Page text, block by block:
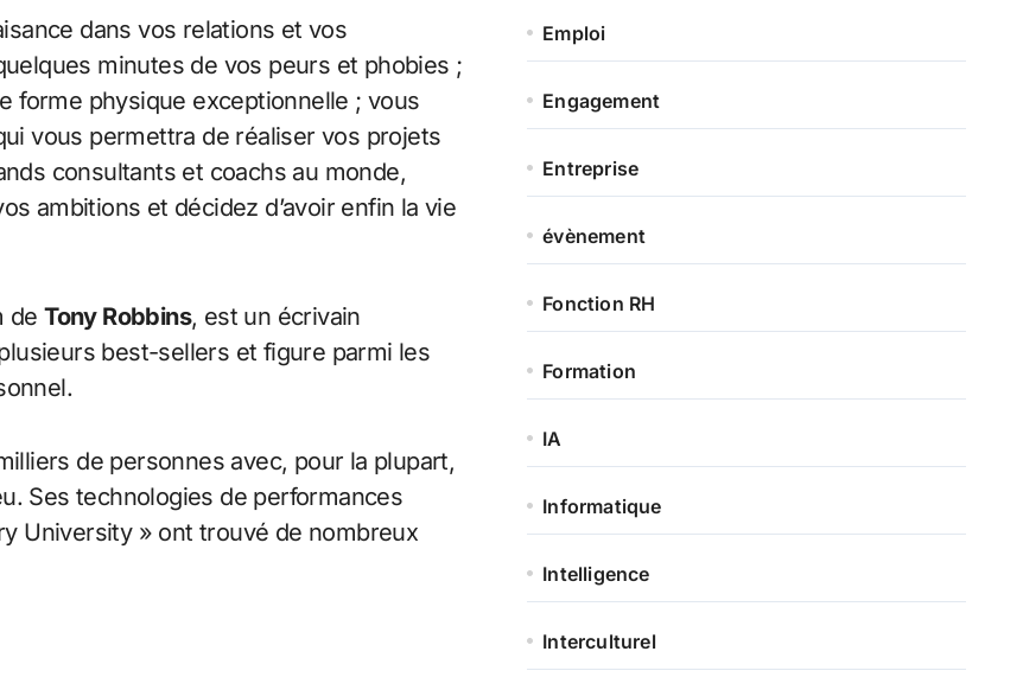
dans vos relations et vos
minutes de vos peurs et phobies ;
forme physique exceptionnelle ; vous
vous permettra de réaliser vos projets
consultants et coachs au monde,
ambitions et décidez d’avoir enfin la vie
deTony Robbins, est un écrivain
best-sellers et figure parmi les
de personnes avec, pour la plupart,
Ses technologies de performances
University » ont trouvé de nombreux
Emploi
Engagement
Entreprise
évènement
Fonction RH
Formation
IA
Informatique
Intelligence
Interculturel